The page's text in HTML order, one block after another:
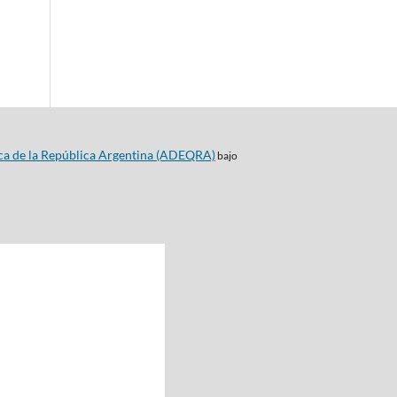
de la República Argentina (ADEQRA)bajo